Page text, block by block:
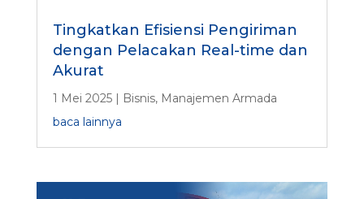
Tingkatkan Efisiensi Pengiriman
dengan Pelacakan Real-time dan
Akurat
1 Mei 2025| Bisnis, Manajemen Armada
baca lainnya